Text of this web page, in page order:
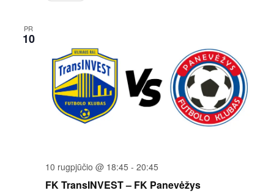
PR
10
FK TransINVEST – FK Panevėžys
10 rugpjūčio @ 18:45 - 20:45